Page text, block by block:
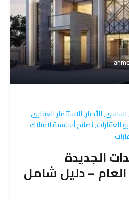
اساسي,الأخبار,الاستثمار العقاري,
العقارات,نصائح أساسية لامتلاك
الجديدة
– دليل شامل